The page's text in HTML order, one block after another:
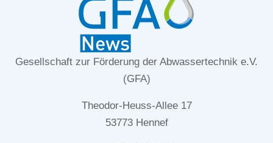
Gesellschaft zur Förderung der Abwassertechnik e.V.
(GFA)
Theodor-Heuss-Allee 17
53773 Hennef